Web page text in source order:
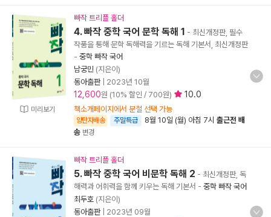
미리보기
빠작 트리플 홀더
4. 빠작 중학 국어 문학 독해 1 - 최신개정판, 필수
작품을 통해 문학 독해력을 기르는 독해 기본서, 최신개정판
- 중학 빠작 국어
남궁민 (지은이)
동아출판| 2023년 10월
12,600원 (10% 할인 / 700원) 10.0
책소개페이지에서 분철 선택 가능
양탄자배송 주말특급 8월 10일 (월) 아침 7시 출근전 배
송 변경
빠작 트리플 홀더
5. 빠작 중학 국어 비문학 독해 2 - 최신개정판, 독
해력과 어휘력을 함께 키우는 독해 기본서 - 중학 빠작 국어
최두호 (지은이)
동아출판| 2023년 09월